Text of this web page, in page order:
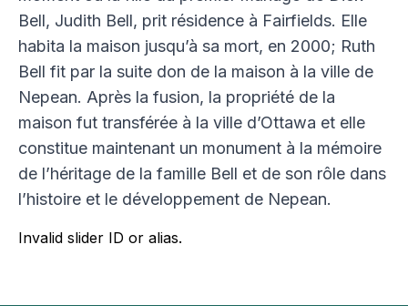
Bell, Judith Bell, prit résidence à Fairfields. Elle
habita la maison jusqu’à sa mort, en 2000; Ruth
Bell fit par la suite don de la maison à la ville de
Nepean. Après la fusion, la propriété de la
maison fut transférée à la ville d’Ottawa et elle
constitue maintenant un monument à la mémoire
de l’héritage de la famille Bell et de son rôle dans
l’histoire et le développement de Nepean.
Invalid slider ID or alias.